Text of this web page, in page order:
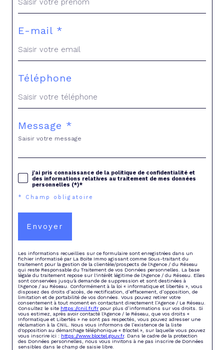
E-mail *
Téléphone
Message *
j'ai pris connaissance de la politique de confidentialité et
des informations relatives au traitement de mes données
personnelles (*)*
* Champ obligatoire
Envoyer
Les informations recueillies sur ce formulaire sont enregistrées dans un
fichier informatisé par La Boite Immo agissant comme Sous-traitant du
traitement pour la gestion de la clientèle/prospects de l'Agence / du Réseau
qui reste Responsable du Traitement de vos Données personnelles. La base
légale du traitement repose sur l'intérêt légitime de l'Agence / du Réseau. Elles
sont conservées jusqu'à demande de suppression et sont destinées à
l'Agence / au Réseau. Conformément à la loi « informatique et libertés », vous
disposez des droits d’accès, de rectification, d’effacement, d’opposition, de
limitation et de portabilité de vos données. Vous pouvez retirer votre
consentement à tout moment en contactant directement l’Agence / Le Réseau.
Consultez le site https://cnil.fr/fr pour plus d’informations sur vos droits. Si
vous estimez, après avoir contacté l'Agence / le Réseau, que vos droits «
Informatique et Libertés » ne sont pas respectés, vous pouvez adresser une
réclamation à la CNIL. Nous vous informons de l’existence de la liste
d'opposition au démarchage téléphonique « Bloctel », sur laquelle vous pouvez
vous inscrire ici : https://www.bloctel.gouv.fr. Dans le cadre de la protection
des Données personnelles, nous vous invitons à ne pas inscrire de Données
sensibles dans le champ de saisie libre.